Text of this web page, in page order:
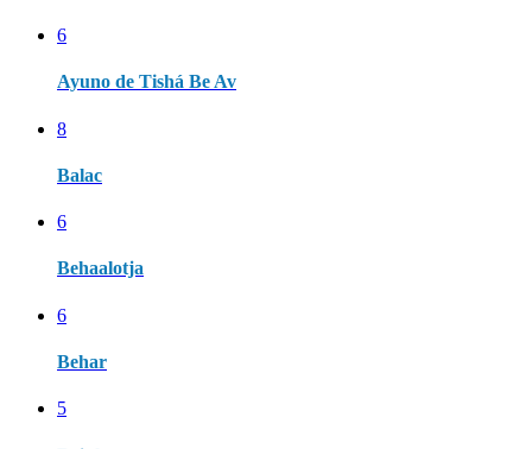
6
Ayuno de Tishá Be Av
8
Balac
6
Behaalotja
6
Behar
5